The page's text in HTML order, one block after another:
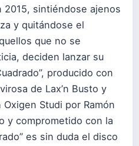
sintiéndose ajenos
y quitándose el
que no se
deciden lanzar su
producido con
de Lax’n Busto y
Studi por Ramón
y comprometido con la
es sin duda el disco